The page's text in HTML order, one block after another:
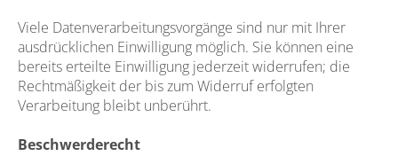
Viele Datenverarbeitungsvorgänge sind nur mit Ihrer
ausdrücklichen Einwilligung möglich. Sie können eine
bereits erteilte Einwilligung jederzeit widerrufen; die
Rechtmäßigkeit der bis zum Widerruf erfolgten
Verarbeitung bleibt unberührt.
Beschwerderecht